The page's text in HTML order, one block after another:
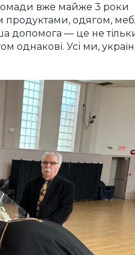
вже майже 3 роки
продуктами, одягом,
допомога — це не
однакові. Усі ми,